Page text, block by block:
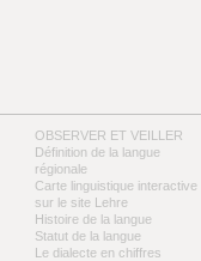
OBSERVER ET VEILLER
Définition de la langue
régionale
Carte linguistique interactive
sur le site Lehre
Histoire de la langue
Statut de la langue
Le dialecte en chiffres